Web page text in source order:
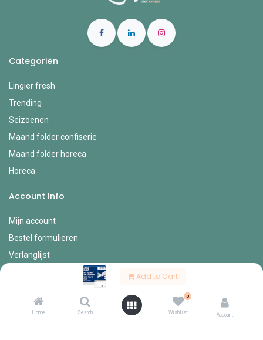
Add to Cart
Home Search
0
Wishlist Account
Categoriën
Lingier fresh
Trending
Seizoenen
Maand folder confiserie
Maand folder horeca
Horeca
Account Info
Mijn account
Bestel formulieren
Verlanglijst
Diverse